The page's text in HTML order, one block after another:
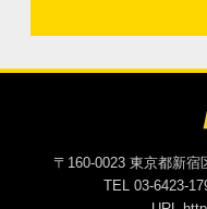
〒160-0023 東京都新宿
TEL 03-6423-